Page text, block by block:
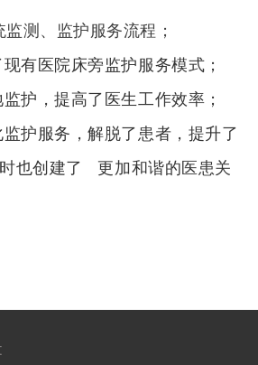
测、监护服务流程；
有医院床旁监护服务模式；
护，提高了医生工作效率；
监护服务，解脱了患者，提升了
也创建了 更加和谐的医患关